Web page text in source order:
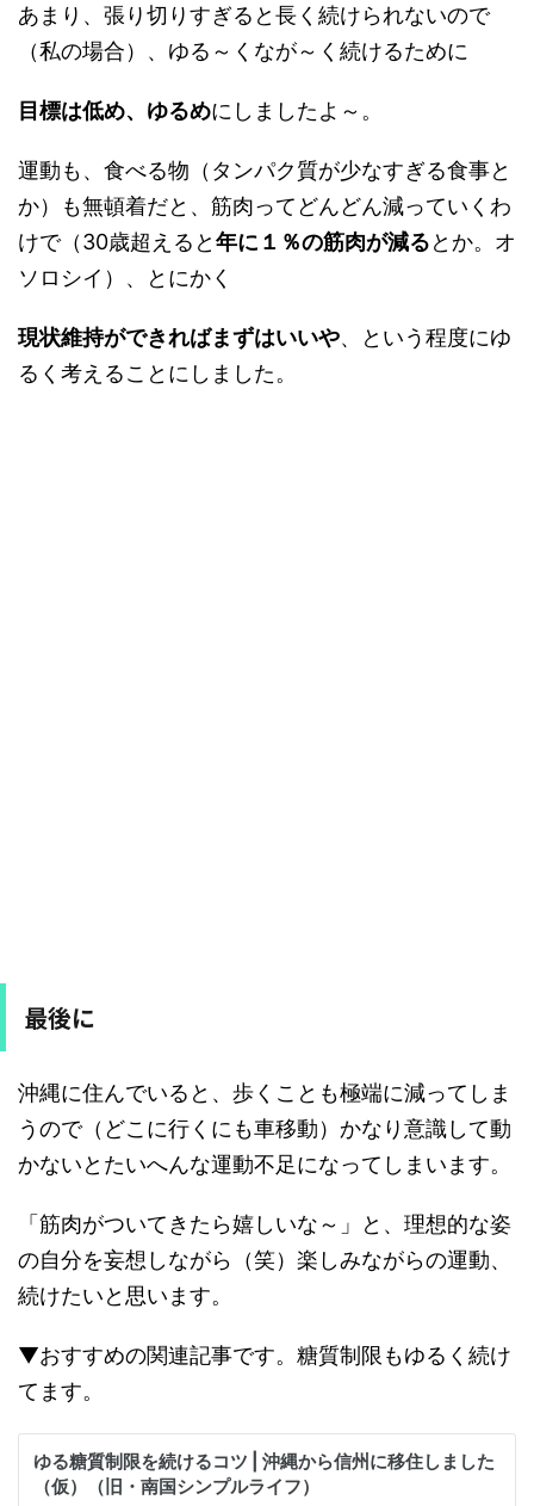
あまり、張り切りすぎると長く続けられないので
（私の場合）、ゆる～くなが～く続けるために
目標は低め、ゆるめにしましたよ～。
運動も、食べる物（タンパク質が少なすぎる食事と
か）も無頓着だと、筋肉ってどんどん減っていくわ
けで（30歳超えると年に１％の筋肉が減るとか。オ
ソロシイ）、とにかく
現状維持ができればまずはいいや、という程度にゆ
るく考えることにしました。
最後に
沖縄に住んでいると、歩くことも極端に減ってしま
うので（どこに行くにも車移動）かなり意識して動
かないとたいへんな運動不足になってしまいます。
「筋肉がついてきたら嬉しいな～」と、理想的な姿
の自分を妄想しながら（笑）楽しみながらの運動、
続けたいと思います。
▼おすすめの関連記事です。糖質制限もゆるく続け
てます。